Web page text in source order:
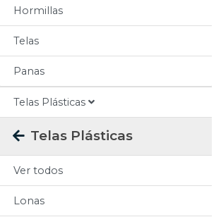
Hormillas
Telas
Panas
Telas Plásticas
Telas Plásticas
Ver todos
Lonas